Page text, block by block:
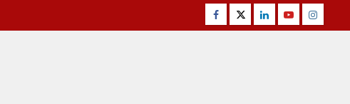
Facebook
TwitterLinkedinYoutube